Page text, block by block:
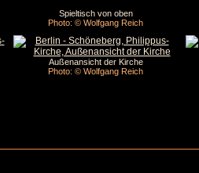
Spieltisch von oben
Photo: © Wolfgang Reich
Außenansicht der Kirche
Photo: © Wolfgang Reich